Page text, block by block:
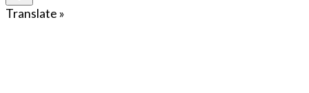
Translate »